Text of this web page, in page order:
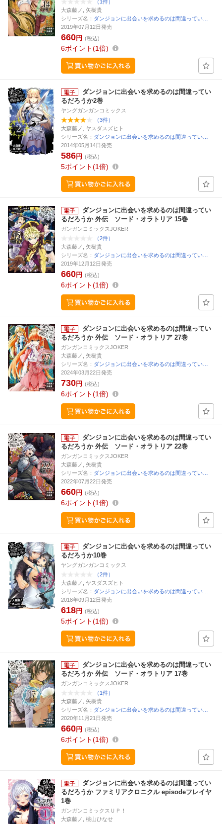
（1件）
大森藤ノ, 矢樹貴
シリーズ名： ダンジョンに出会いを求めるのは間違ってい…
2019年07月12日発売
660円 (税込)
6ポイント 1倍
ダンジョンに出会いを求めるのは間違ってい
るだろうか2巻
ヤングガンガンコミックス
（3件）
大森藤ノ, ヤスダスズヒト
シリーズ名： ダンジョンに出会いを求めるのは間違ってい…
2014年05月14日発売
586円 (税込)
5ポイント 1倍
ダンジョンに出会いを求めるのは間違ってい
るだろうか 外伝 ソード・オラトリア 15巻
ガンガンコミックスJOKER
（2件）
大森藤ノ, 矢樹貴
シリーズ名： ダンジョンに出会いを求めるのは間違ってい…
2019年12月12日発売
660円 (税込)
6ポイント 1倍
ダンジョンに出会いを求めるのは間違ってい
るだろうか 外伝 ソード・オラトリア 27巻
ガンガンコミックスJOKER
大森藤ノ, 矢樹貴
シリーズ名： ダンジョンに出会いを求めるのは間違ってい…
2024年03月22日発売
730円 (税込)
6ポイント 1倍
ダンジョンに出会いを求めるのは間違ってい
るだろうか 外伝 ソード・オラトリア 22巻
ガンガンコミックスJOKER
大森藤ノ, 矢樹貴
シリーズ名： ダンジョンに出会いを求めるのは間違ってい…
2022年07月22日発売
660円 (税込)
6ポイント 1倍
ダンジョンに出会いを求めるのは間違ってい
るだろうか10巻
ヤングガンガンコミックス
（2件）
大森藤ノ, ヤスダスズヒト
シリーズ名： ダンジョンに出会いを求めるのは間違ってい…
2018年09月12日発売
618円 (税込)
5ポイント 1倍
ダンジョンに出会いを求めるのは間違ってい
るだろうか 外伝 ソード・オラトリア 17巻
ガンガンコミックスJOKER
（1件）
大森藤ノ, 矢樹貴
シリーズ名： ダンジョンに出会いを求めるのは間違ってい…
2020年11月21日発売
660円 (税込)
6ポイント 1倍
ダンジョンに出会いを求めるのは間違ってい
るだろうか ファミリアクロニクル episodeフレイヤ
1巻
ガンガンコミックスＵＰ！
大森藤ノ, 桃山ひなせ